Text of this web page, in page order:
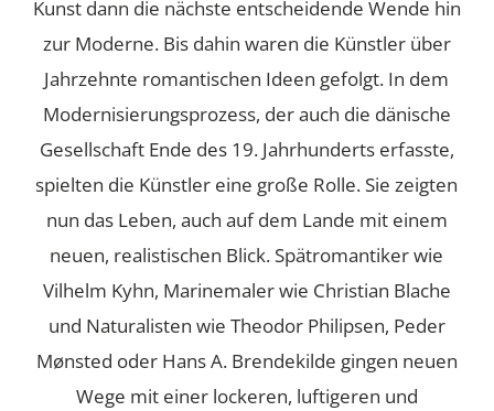
Kunst dann die nächste entscheidende Wende hin
zur Moderne. Bis dahin waren die Künstler über
Jahrzehnte romantischen Ideen gefolgt. In dem
Modernisierungsprozess, der auch die dänische
Gesellschaft Ende des 19. Jahrhunderts erfasste,
spielten die Künstler eine große Rolle. Sie zeigten
nun das Leben, auch auf dem Lande mit einem
neuen, realistischen Blick. Spätromantiker wie
Vilhelm Kyhn, Marinemaler wie Christian Blache
und Naturalisten wie Theodor Philipsen, Peder
Mønsted oder Hans A. Brendekilde gingen neuen
Wege mit einer lockeren, luftigeren und